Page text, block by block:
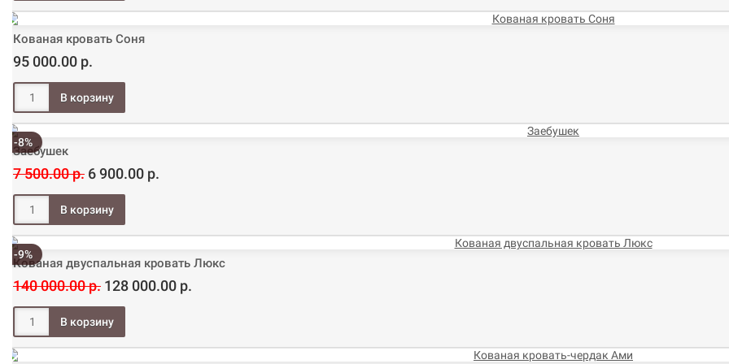
Кованая кровать Соня
95 000.00 р.
-8%
Заебушек
7 500.00 р. 6 900.00 р.
-9%
Кованая двуспальная кровать Люкс
140 000.00 р. 128 000.00 р.